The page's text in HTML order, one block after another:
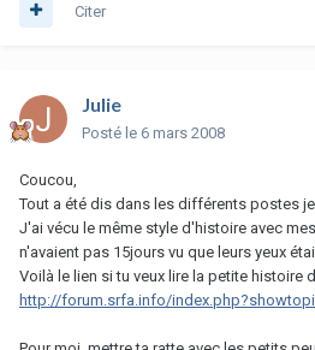
Citer
Julie
Posté le 6 mars 2008
Coucou,
Tout a été dis dans les différents postes
J'ai vécu le même style d'histoire avec
n'avaient pas 15jours vu que leurs yeux
Voilà le lien si tu veux lire la petite histoire
http://forum.srfa.info/